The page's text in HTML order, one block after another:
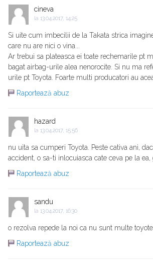
cineva
la 13.04.2017, 14:25
Si uite cum imbecilii de la Takata strica
care nu are nici o vina...
Ar trebui sa plateasca ei toate rechemarile pt
bagat airbag-urile alea nenorocite. Si nu ma
urile pt Toyota. Foarte multi producatori au
Raportează abuz
hazard
la 13.04.2017, 15:56
nu uita sa cumperi Toyota. Peste cativa ani,
accident, o sa-ti inlocuiasca cate ceva pe la ea,
Raportează abuz
sandu
la 13.04.2017, 16:30
o rezolva repede la noi ca nu sunt multe toyote
Raportează abuz